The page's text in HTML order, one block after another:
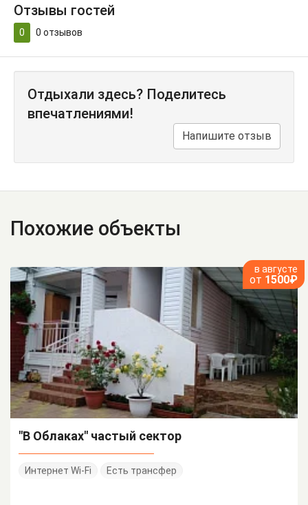
Отзывы гостей
0 0 отзывов
Отдыхали здесь? Поделитесь
впечатлениями!
Напишите отзыв
Похожие объекты
в августе
от 1500₽
"В Облаках" частый сектор
Интернет Wi-Fi Есть трансфер